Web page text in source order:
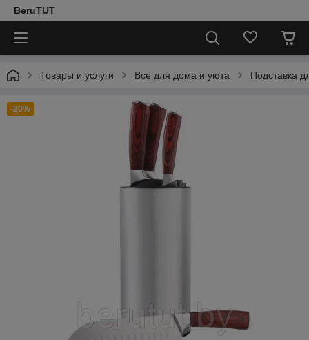
BeruTUT
Товары и услуги Все для дома и уюта Подставка
-20%